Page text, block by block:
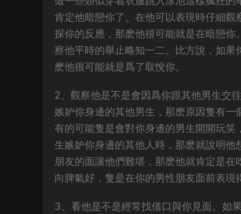
肯定他暗戀你了。在他可以表現時仔細
探你的反應，那麽他很可能就是在暗戀
察他平時的舉止略知一二。比方說，如
麽他很可能就是爲了取悅你。
2、觀察他是不是會因爲你跟其他男生交
嫉妒你身邊的其他男生，那麽原因隻有一
有的可能隻是會對你身邊的男生開開玩
生嫉妒你身邊的其他人時，那麽就說明
朋友的面讓他們難堪，那麽他就肯定是
向脾氣好，隻是在你的男性朋友面前表現
3、看他是不是經常找借口與你見面。如